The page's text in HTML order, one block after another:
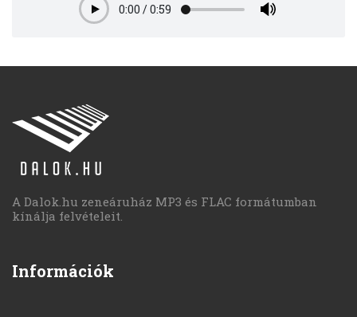
Play0:00 /0:59
A Dalok.hu zeneáruház MP3 és FLAC formátumban
kínálja felvételeit.
Információk